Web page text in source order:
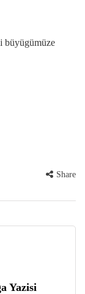
büyügümüze
Share
Yazisi